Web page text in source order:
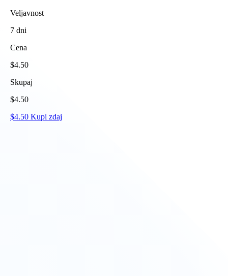
Veljavnost
7 dni
Cena
$4.50
Skupaj
$4.50
$4.50 Kupi zdaj